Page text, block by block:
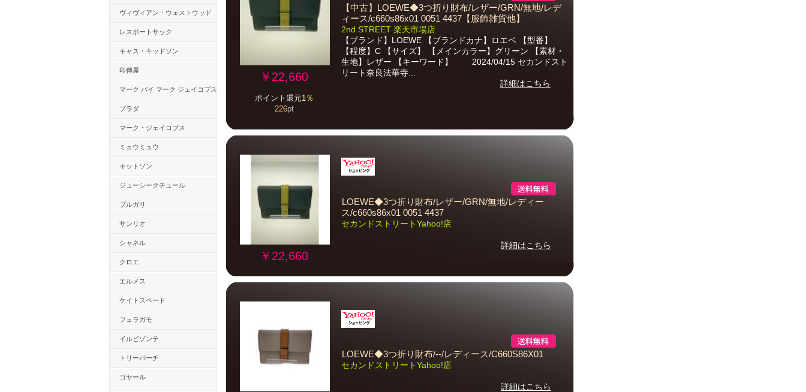
ヴィヴィアン・ウェストウッド
レスポートサック
キャス・キッドソン
印傳屋
マーク バイ マーク ジェイコブス
プラダ
マーク・ジェイコブス
ミュウミュウ
キットソン
ジューシークチュール
ブルガリ
サンリオ
シャネル
クロエ
エルメス
ケイトスペード
フェラガモ
イルビゾンテ
トリーバーチ
ゴヤール
￥22,660
ポイント還元1％
226pt
【中古】LOEWE◆3つ折り財布/レザー/GRN/無地/レデ
ィース/c660s86x01 0051 4437【服飾雑貨他】
2nd STREET 楽天市場店
【ブランド】LOEWE 【ブランドカナ】ロエベ 【型番】
【程度】C 【サイズ】 【メインカラー】グリーン 【素材・
生地】レザー 【キーワード】 2024/04/15 セカンドスト
リート奈良法華寺...
詳細はこちら
￥22,660
LOEWE◆3つ折り財布/レザー/GRN/無地/レディー
ス/c660s86x01 0051 4437
セカンドストリートYahoo!店
詳細はこちら
LOEWE◆3つ折り財布/--/レディース/C660S86X01
セカンドストリートYahoo!店
詳細はこちら